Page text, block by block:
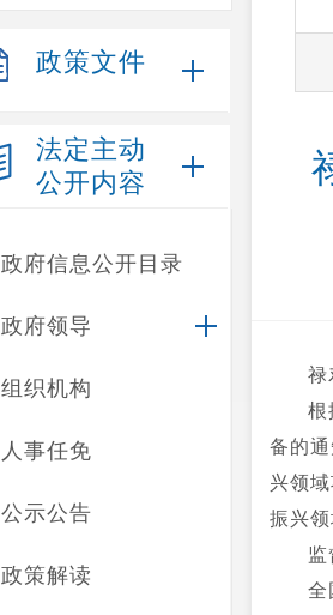
政策文件
法定主动
公开内容
政府信息公开目录
政府领导
组织机构
人事任免
公示公告
政策解读
禄
根
备的
兴领
振兴
全